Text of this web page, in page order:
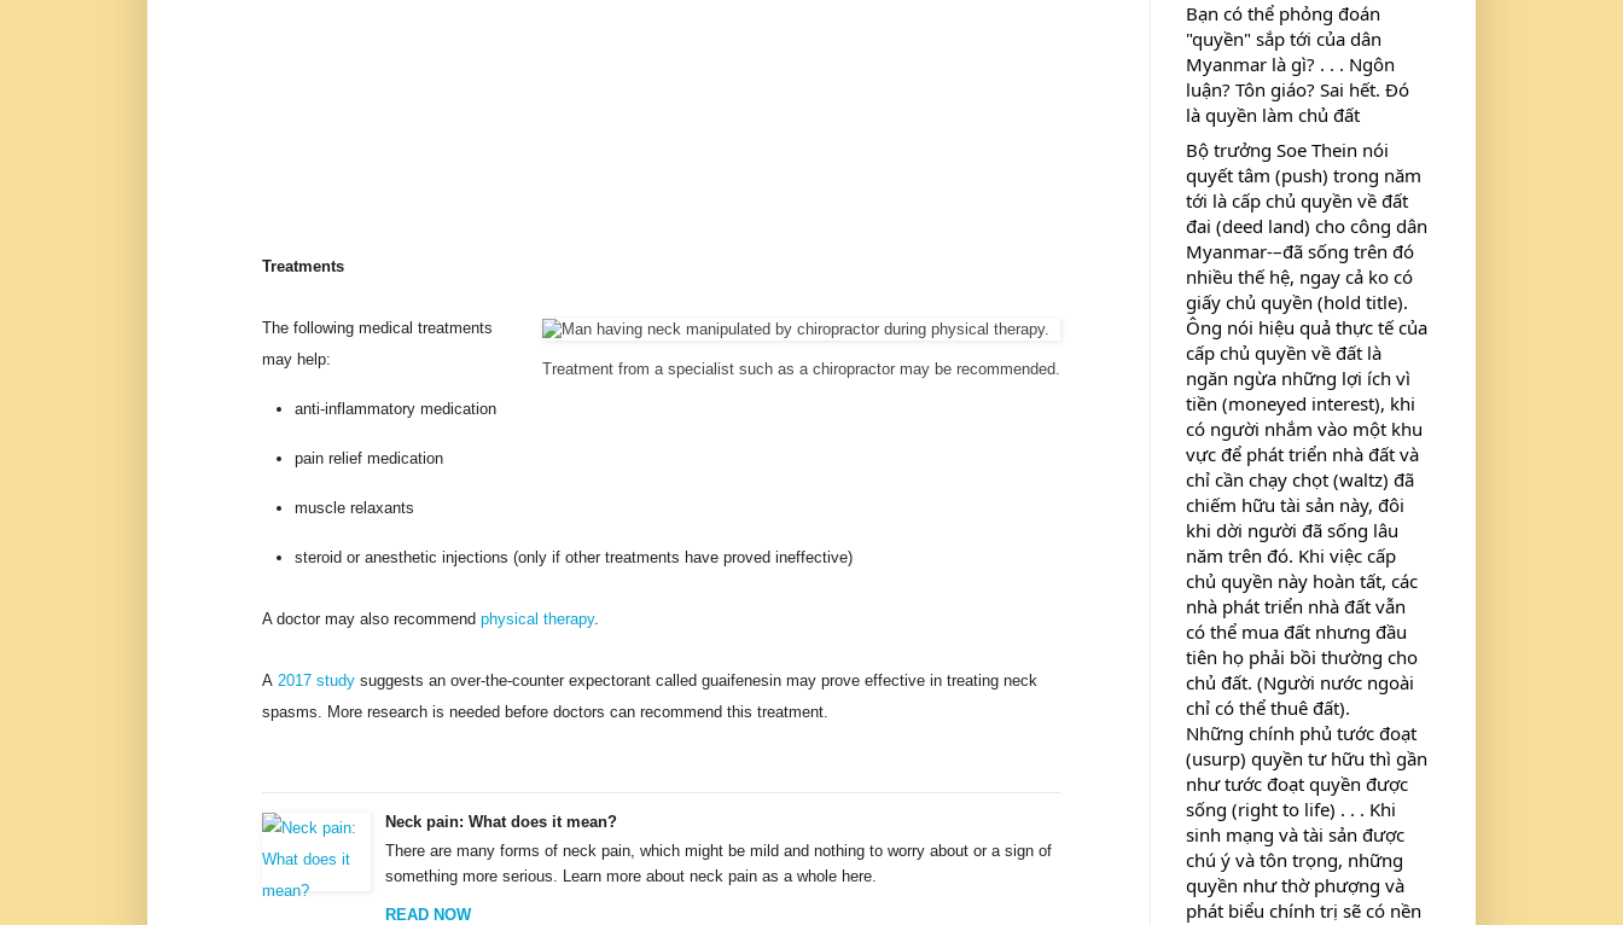
Treatments
Treatment from a specialist such as a chiropractor may be recommended.
The following medical treatments
may help:
anti-inflammatory medication
pain relief medication
muscle relaxants
steroid or anesthetic injections (only if other treatments have proved ineffective)
A doctor may also recommend physical therapy.
A 2017 study suggests an over-the-counter expectorant called guaifenesin may prove effective in treating neck
spasms. More research is needed before doctors can recommend this treatment.
Neck pain: What does it mean?
There are many forms of neck pain, which might be mild and nothing to worry about or a sign of
something more serious. Learn more about neck pain as a whole here.
READ NOW
Bạn có thể phỏng đoán
"quyền" sắp tới của dân
Myanmar là gì? . . . Ngôn
luận? Tôn giáo? Sai hết. Đó
là quyền làm chủ đất
Bộ trưởng Soe Thein nói
quyết tâm (push) trong năm
tới là cấp chủ quyền về đất
đai (deed land) cho công dân
Myanmar-–đã sống trên đó
nhiều thế hệ, ngay cả ko có
giấy chủ quyền (hold title).
Ông nói hiệu quả thực tế của
cấp chủ quyền về đất là
ngăn ngừa những lợi ích vì
tiền (moneyed interest), khi
có người nhắm vào một khu
vực để phát triển nhà đất và
chỉ cần chạy chọt (waltz) đã
chiếm hữu tài sản này, đôi
khi dời người đã sống lâu
năm trên đó. Khi việc cấp
chủ quyền này hoàn tất, các
nhà phát triển nhà đất vẫn
có thể mua đất nhưng đầu
tiên họ phải bồi thường cho
chủ đất. (Người nước ngoài
chỉ có thể thuê đất).
Những chính phủ tước đoạt
(usurp) quyền tư hữu thì gần
như tước đoạt quyền được
sống (right to life) . . . Khi
sinh mạng và tài sản được
chú ý và tôn trọng, những
quyền như thờ phượng và
phát biểu chính trị sẽ có nền